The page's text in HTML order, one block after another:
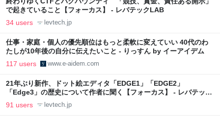
で起きていること【フォーカス】 - レバテックLAB
34 users levtech.jp
仕事・家庭・個人の優先順位はもっと柔軟に変えていい 40代のわ
たしが10年後の自分に伝えたいこと - りっすん by イーアイデム
117 users www.e-aidem.com
21年ぶり新作、ドット絵エディタ「EDGE1」「EDGE2」
「Edge3」の歴史について作者に聞く【フォーカス】 - レバテック
LAB
91 users levtech.jp